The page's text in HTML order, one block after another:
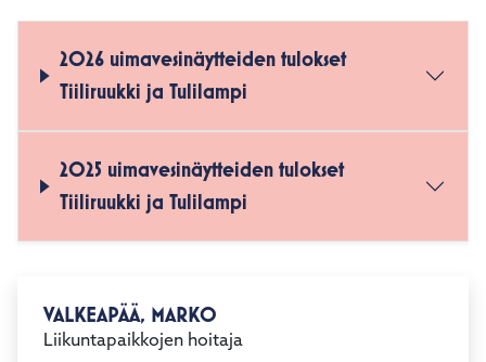
2026 uimavesinäytteiden tulokset
Tiiliruukki ja Tulilampi
2025 uimavesinäytteiden tulokset
Tiiliruukki ja Tulilampi
VALKEAPÄÄ, MARKO
Liikuntapaikkojen hoitaja